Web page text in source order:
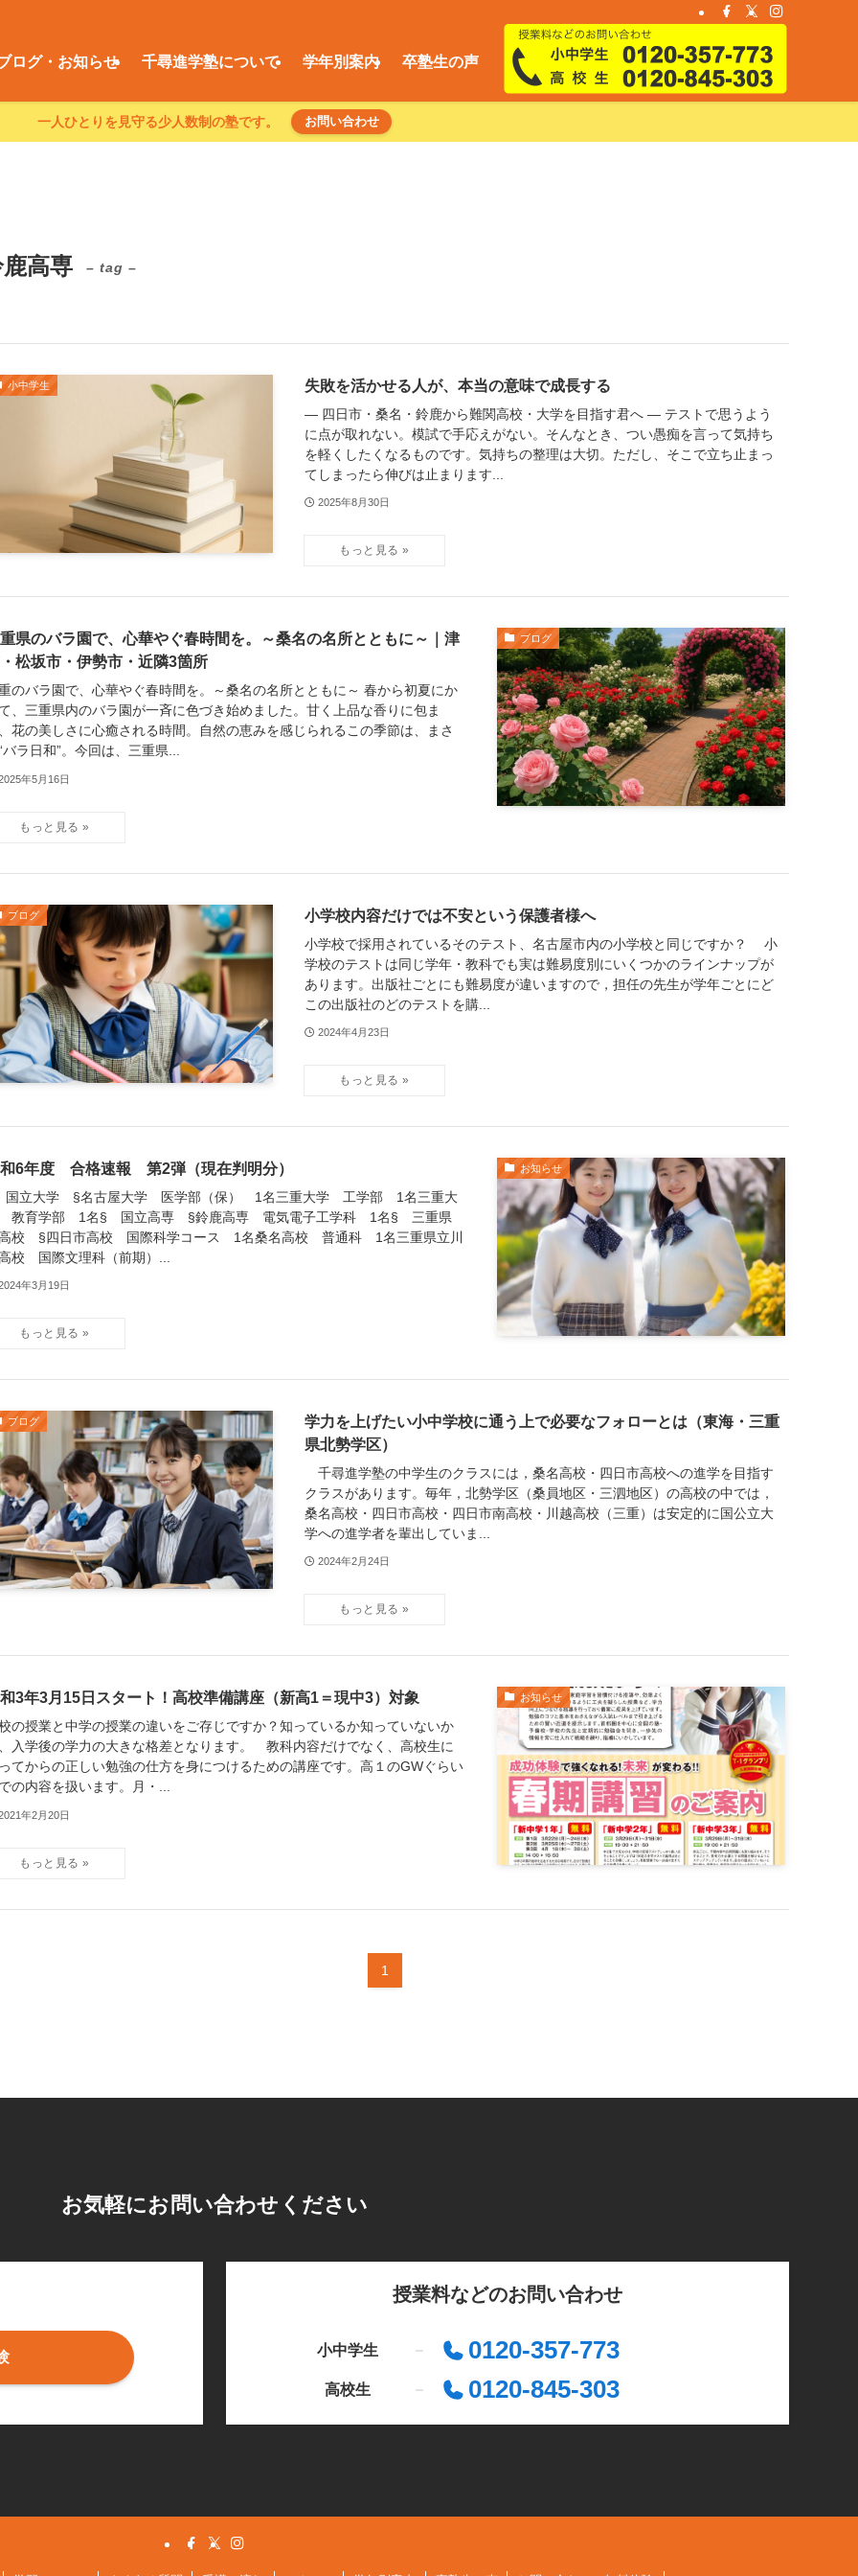
ログ・お知らせ 千尋進学塾について 学年別案内 卒塾生の声
一人ひとりを見守る少人数制の塾です。 お問い合わせ
高専 – tag –
小中学生 失敗を活かせる人が、本当の意味で成長する
― 四日市・桑名・鈴鹿から難関高校・大学を目指す君へ ― テストで思うよう
に点が取れない。模試で手応えがない。そんなとき、つい愚痴を言って気持ち
を軽くしたくなるものです。気持ちの整理は大切。ただし、そこで立ち止まっ
てしまったら伸びは止まります...
2025年8月30日
ブログ
県のバラ園で、心華やぐ春時間を。～桑名の名所とともに～｜津
松坂市・伊勢市・近隣3箇所
のバラ園で、心華やぐ春時間を。～桑名の名所とともに～ 春から初夏にか
、三重県内のバラ園が一斉に色づき始めました。甘く上品な香りに包ま
花の美しさに心癒される時間。自然の恵みを感じられるこの季節は、まさ
バラ日和”。今回は、三重県...
年5月16日
ブログ 小学校内容だけでは不安という保護者様へ
小学校で採用されているそのテスト、名古屋市内の小学校と同じですか？ 小
学校のテストは同じ学年・教科でも実は難易度別にいくつかのラインナップが
あります。出版社ごとにも難易度が違いますので，担任の先生が学年ごとにど
この出版社のどのテストを購...
2024年4月23日
お知らせ
6年度 合格速報 第2弾（現在判明分）
立大学 §名古屋大学 医学部（保） 1名三重大学 工学部 1名三重大
教育学部 1名§ 国立高専 §鈴鹿高専 電気電子工学科 1名§ 三重県
校 §四日市高校 国際科学コース 1名桑名高校 普通科 1名三重県立川
校 国際文理科（前期）...
年3月19日
ブログ
学力を上げたい小中学校に通う上で必要なフォローとは（東海・三重
県北勢学区）
千尋進学塾の中学生のクラスには，桑名高校・四日市高校への進学を目指す
クラスがあります。毎年，北勢学区（桑員地区・三泗地区）の高校の中では，
桑名高校・四日市高校・四日市南高校・川越高校（三重）は安定的に国公立大
学への進学者を輩出していま...
2024年2月24日
お知らせ
3年3月15日スタート！高校準備講座（新高1＝現中3）対象
の授業と中学の授業の違いをご存じですか？知っているか知っていないか
入学後の学力の大きな格差となります。 教科内容だけでなく、高校生に
てからの正しい勉強の仕方を身につけるための講座です。高１のGWぐらい
の内容を扱います。月・...
年2月20日
1
お気軽にお問い合わせください
授業料などのお問い合わせ
小中学生 0120-357-773
高校生 0120-845-303